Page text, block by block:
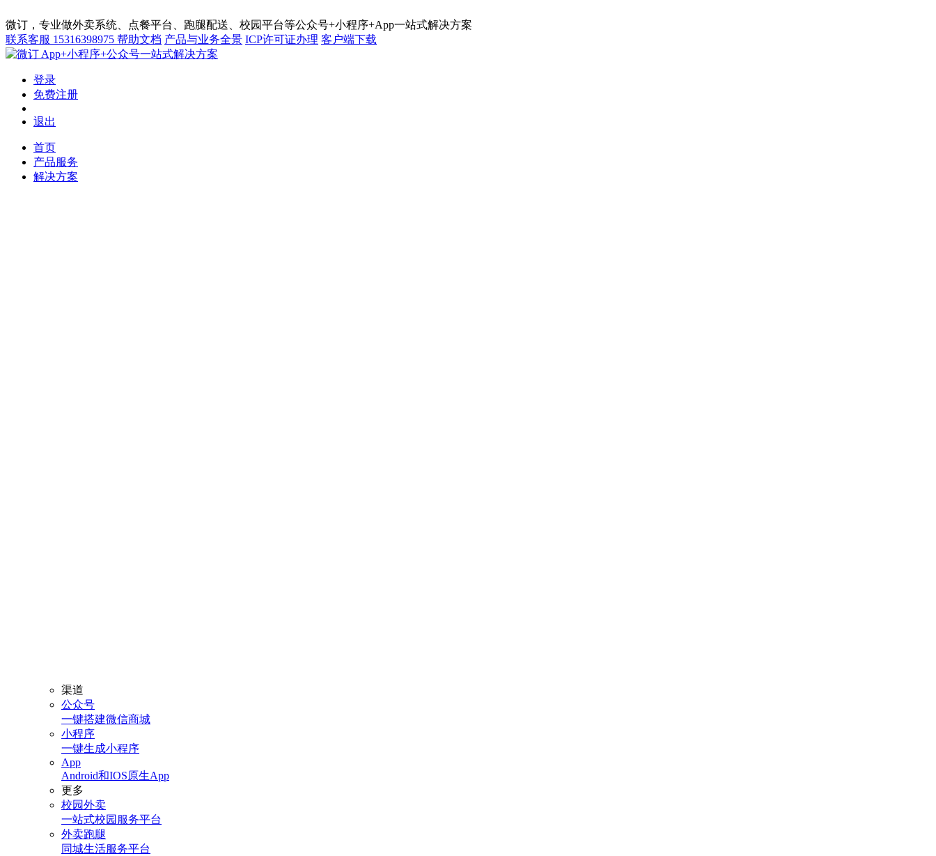
微订，专业做外卖系统、点餐平台、跑腿配送、校园平台等公众号+小程序+App一站式解决方案
联系客服 15316398975 帮助文档 产品与业务全景 ICP许可证办理 客户端下载
App+小程序+公众号一站式解决方案
登录
免费注册
退出
首页
产品服务
解决方案
渠道
公众号
一键搭建微信商城
小程序
一键生成小程序
App
Android和IOS原生App
更多
校园外卖
一站式校园服务平台
外卖跑腿
同城生活服务平台